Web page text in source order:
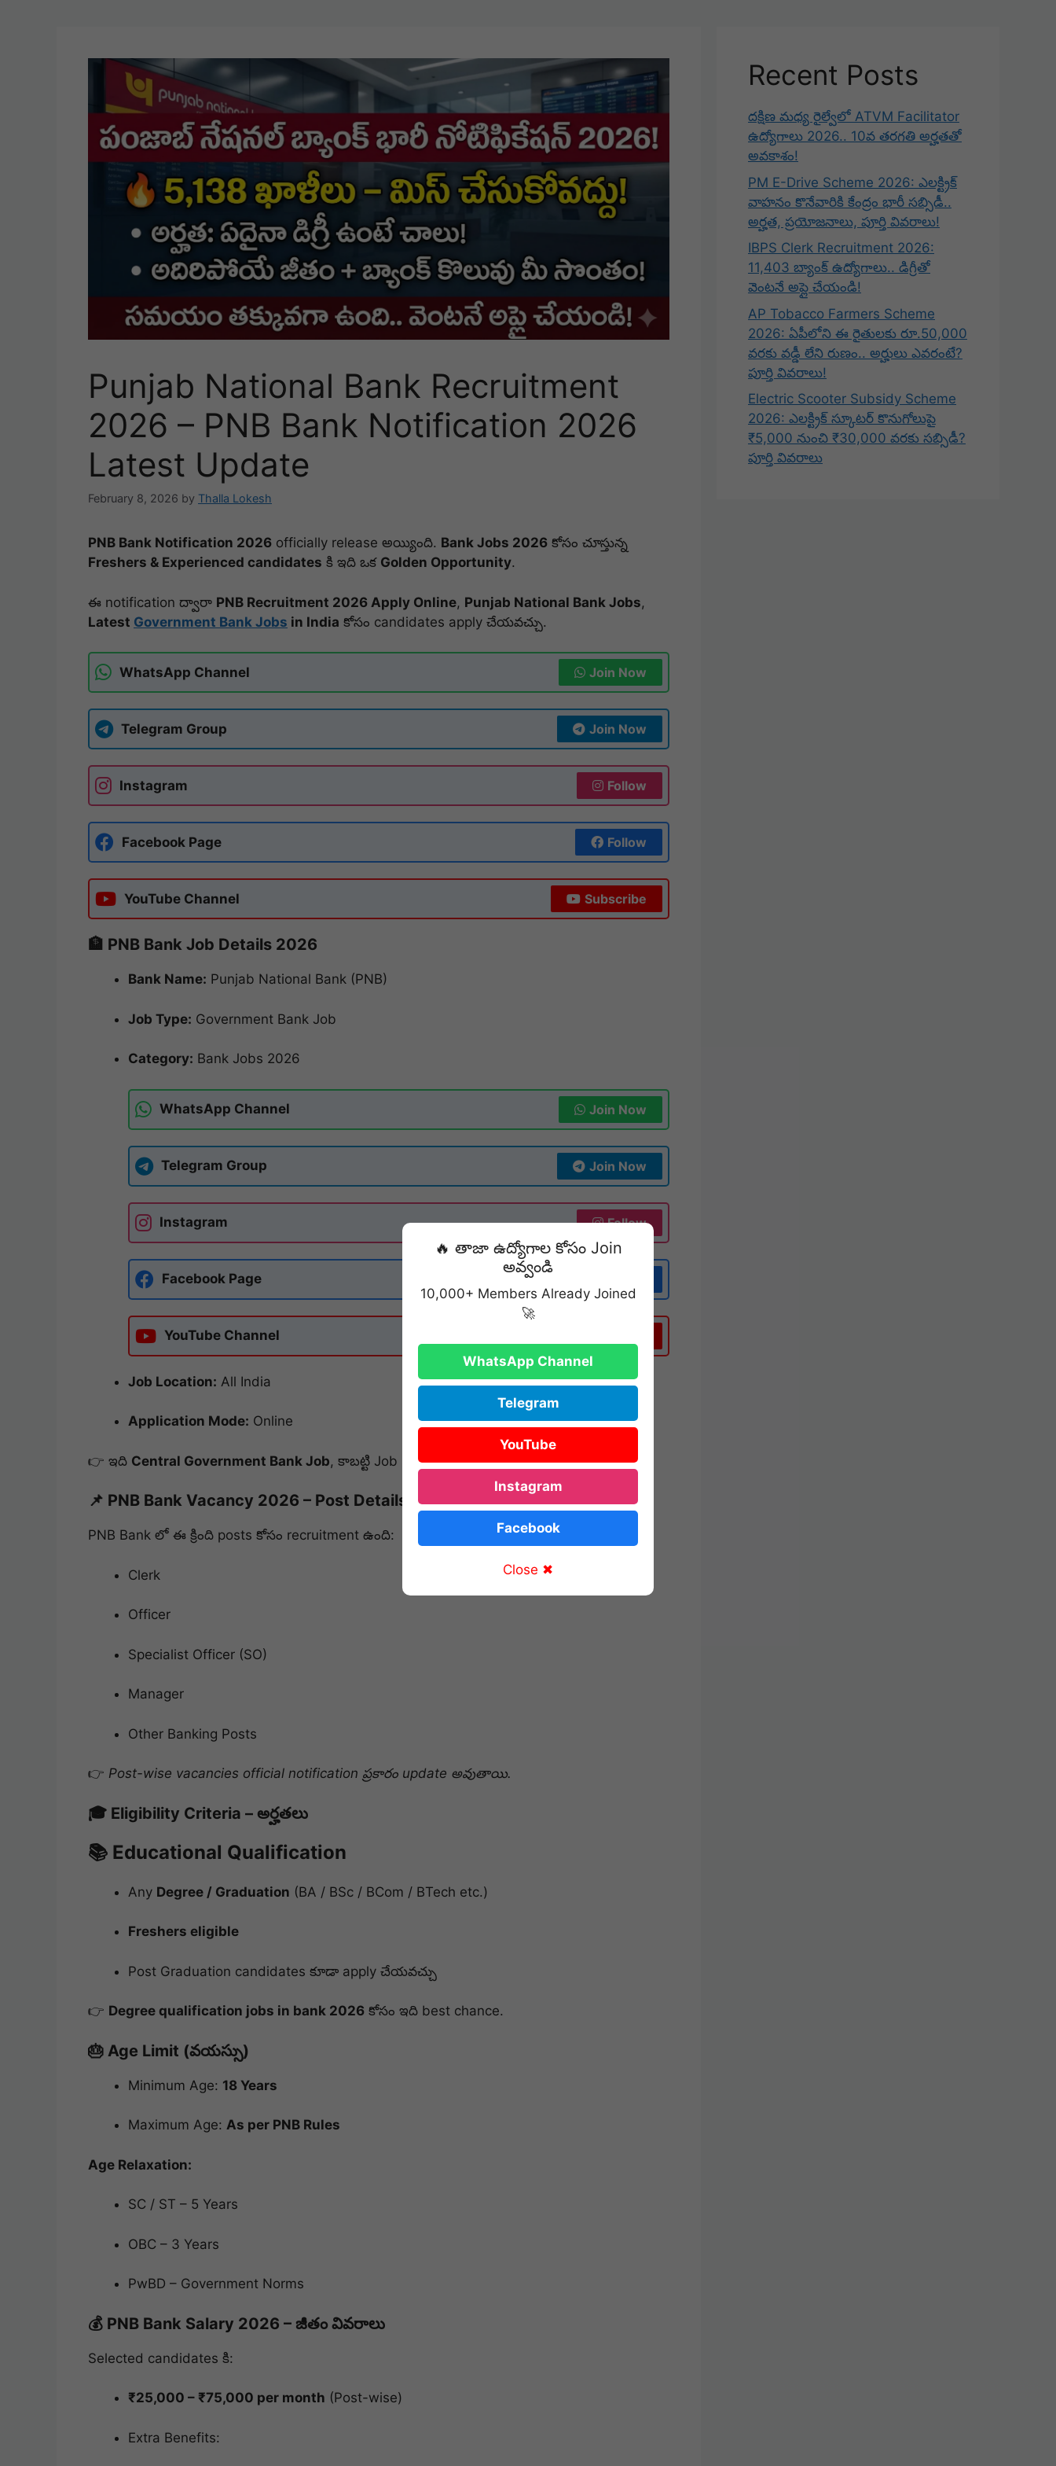
Punjab National Bank Recruitment
2026 – PNB Bank Notification 2026
Latest Update
February 8, 2026 by Thalla Lokesh
PNB Bank Notification 2026 officially release అయ్యింది. Bank Jobs 2026 కోసం చూస్తున్న
Freshers & Experienced candidates కి ఇది ఒక Golden Opportunity.
ఈ notification ద్వారా PNB Recruitment 2026 Apply Online, Punjab National Bank Jobs,
Latest Government Bank Jobs in India కోసం candidates apply చేయవచ్చు.
WhatsApp Channel Join Now
Telegram Group Join Now
Instagram Follow
Facebook Page Follow
YouTube Channel Subscribe
🏦 PNB Bank Job Details 2026
Bank Name: Punjab National Bank (PNB)
Job Type: Government Bank Job
Category: Bank Jobs 2026
WhatsApp Channel Join Now
Telegram Group Join Now
Instagram Follow
Facebook Page
YouTube Channel
Job Location: All India
Application Mode: Online
👉 ఇది Central Government Bank Job, కాబట్టి Job Security ఎక్కువగా ఉంటుంది.
📌 PNB Bank Vacancy 2026 – Post Details
PNB Bank లో ఈ క్రింది posts కోసం recruitment ఉంది:
Clerk
Officer
Specialist Officer (SO)
Manager
Other Banking Posts
👉 Post-wise vacancies official notification ప్రకారం update అవుతాయి.
🎓 Eligibility Criteria – అర్హతలు
📚 Educational Qualification
Any Degree / Graduation (BA / BSc / BCom / BTech etc.)
Freshers eligible
Post Graduation candidates కూడా apply చేయవచ్చు
👉 Degree qualification jobs in bank 2026 కోసం ఇది best chance.
🎂 Age Limit (వయస్సు)
Minimum Age: 18 Years
Maximum Age: As per PNB Rules
Age Relaxation:
SC / ST – 5 Years
OBC – 3 Years
PwBD – Government Norms
💰 PNB Bank Salary 2026 – జీతం వివరాలు
Selected candidates కి:
₹25,000 – ₹75,000 per month (Post-wise)
Extra Benefits:
Recent Posts
దక్షిణ మధ్య రైల్వేలో ATVM Facilitator
ఉద్యోగాలు 2026.. 10వ తరగతి అర్హతతో
అవకాశం!
PM E-Drive Scheme 2026: ఎలక్ట్రిక్
వాహనం కొనేవారికి కేంద్రం భారీ సబ్సిడీ..
అర్హత, ప్రయోజనాలు, పూర్తి వివరాలు!
IBPS Clerk Recruitment 2026:
11,403 బ్యాంక్ ఉద్యోగాలు.. డిగ్రీతో
వెంటనే అప్లై చేయండి!
AP Tobacco Farmers Scheme
2026: ఏపీలోని ఈ రైతులకు రూ.50,000
వరకు వడ్డీ లేని రుణం.. అర్హులు ఎవరంటే?
పూర్తి వివరాలు!
Electric Scooter Subsidy Scheme
2026: ఎలక్ట్రిక్ స్కూటర్ కొనుగోలుపై
₹5,000 నుంచి ₹30,000 వరకు సబ్సిడీ?
పూర్తి వివరాలు
🔥 తాజా ఉద్యోగాల కోసం Join
అవ్వండి
10,000+ Members Already Joined
🚀
WhatsApp Channel
Telegram
YouTube
Instagram
Facebook
Close ✖